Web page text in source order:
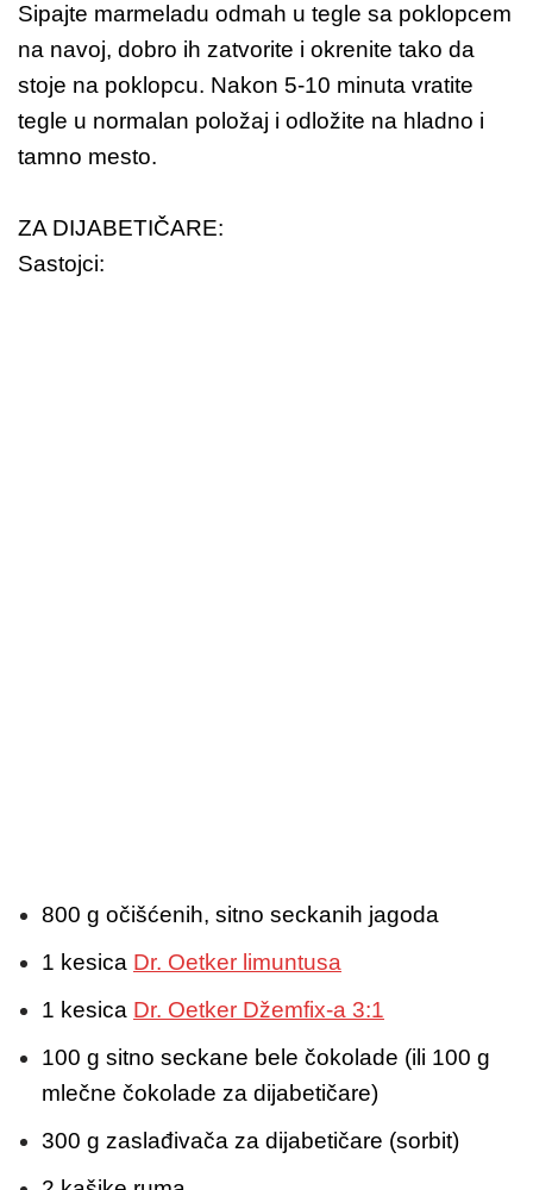
Sipajte marmeladu odmah u tegle sa poklopcem
na navoj, dobro ih zatvorite i okrenite tako da
stoje na poklopcu. Nakon 5-10 minuta vratite
tegle u normalan položaj i odložite na hladno i
tamno mesto.
ZA DIJABETIČARE:
Sastojci:
800 g očišćenih, sitno seckanih jagoda
1 kesica Dr. Oetker limuntusa
1 kesica Dr. Oetker Džemfix-a 3:1
100 g sitno seckane bele čokolade (ili 100 g
mlečne čokolade za dijabetičare)
300 g zaslađivača za dijabetičare (sorbit)